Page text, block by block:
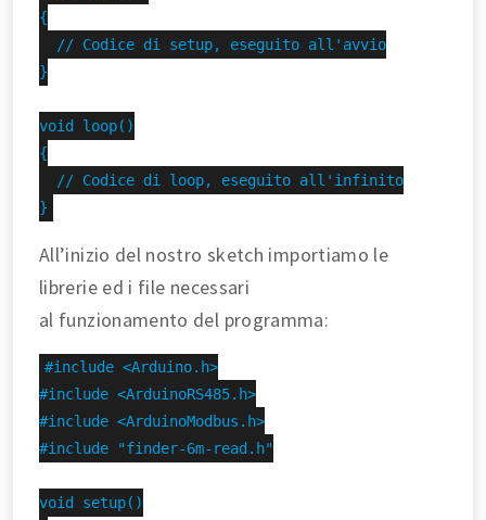
{
  // Codice di setup, eseguito all'avvio
}
void loop()
{
  // Codice di loop, eseguito all'infinito
}
All’inizio del nostro sketch importiamo le
librerie ed i file necessari
al funzionamento del programma:
#include <Arduino.h>
#include <ArduinoRS485.h>
#include <ArduinoModbus.h>
#include "finder-6m-read.h"
void setup()